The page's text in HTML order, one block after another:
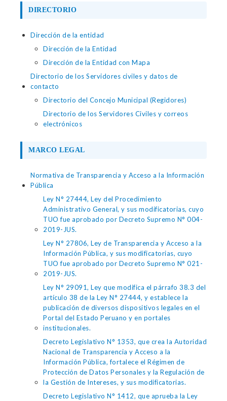
DIRECTORIO
Dirección de la entidad
Dirección de la Entidad
Dirección de la Entidad con Mapa
Directorio de los Servidores civiles y datos de
contacto
Directorio del Concejo Municipal (Regidores)
Directorio de los Servidores Civiles y correos
electrónicos
MARCO LEGAL
Normativa de Transparencia y Acceso a la Información
Pública
Ley N° 27444, Ley del Procedimiento
Administrativo General, y sus modificatorias, cuyo
TUO fue aprobado por Decreto Supremo N° 004-
2019-JUS.
Ley N° 27806, Ley de Transparencia y Acceso a la
Información Pública, y sus modificatorias, cuyo
TUO fue aprobado por Decreto Supremo N° 021-
2019-JUS.
Ley N° 29091, Ley que modifica el párrafo 38.3 del
artículo 38 de la Ley N° 27444, y establece la
publicación de diversos dispositivos legales en el
Portal del Estado Peruano y en portales
institucionales.
Decreto Legislativo N° 1353, que crea la Autoridad
Nacional de Transparencia y Acceso a la
Información Pública, fortalece el Régimen de
Protección de Datos Personales y la Regulación de
la Gestión de Intereses, y sus modificatorias.
Decreto Legislativo N° 1412, que aprueba la Ley